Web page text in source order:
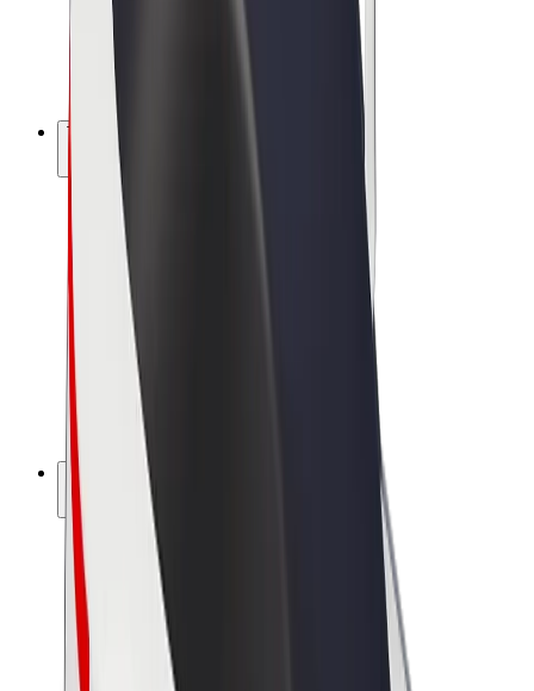
Bolt for Business
El-sykler
Bolt Pluss
Tjen med Bolt
Sjåfører
Sjåførinntekter
Leveringsbud
Inntekter for leveringsbud
Bolt Food-partnere
Flåter
Franchiser
Bedrift
Karrierer
Om Bolt
Bærekraft hos Bolt
Prosjekt Zero